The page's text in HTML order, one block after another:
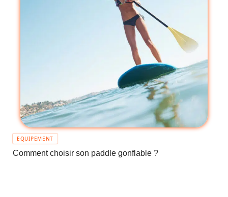
EQUIPEMENT
Comment choisir son paddle gonflable ?